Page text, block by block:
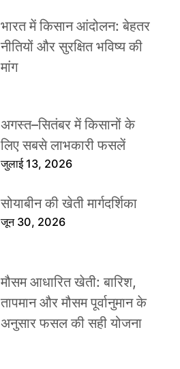
भारत में किसान आंदोलन: बेहतर
नीतियों और सुरक्षित भविष्य की
मांग
अगस्त–सितंबर में किसानों के
लिए सबसे लाभकारी फसलें
जुलाई 13, 2026
सोयाबीन की खेती मार्गदर्शिका
जून 30, 2026
मौसम आधारित खेती: बारिश,
तापमान और मौसम पूर्वानुमान के
अनुसार फसल की सही योजना